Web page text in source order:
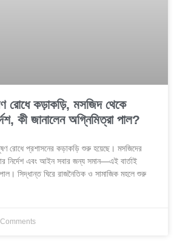
রোধে কড়াকড়ি, মসজিদ থেকে
কী জানালেন অগ্নিমিত্রা পাল?
রোধে প্রশাসনের কড়াকড়ি শুরু হয়েছে। মসজিদের
নির্দেশ এবং আইন সবার জন্য সমান—এই বার্তাই
পাল। সিদ্ধান্ত ঘিরে রাজনৈতিক ও সামাজিক মহলে শুরু